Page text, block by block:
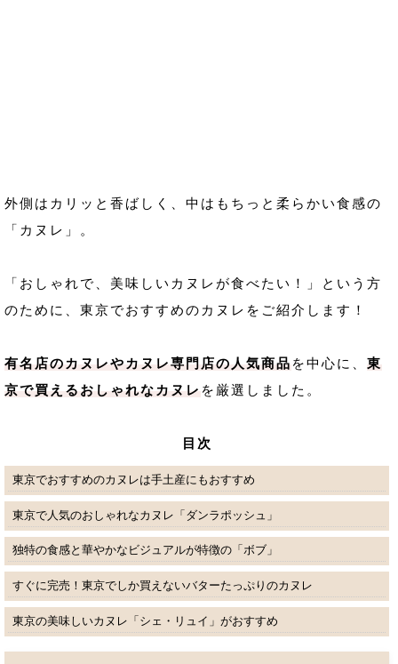
外側はカリッと香ばしく、中はもちっと柔らかい食感の
「カヌレ」。
「おしゃれで、美味しいカヌレが食べたい！」という方
のために、東京でおすすめのカヌレをご紹介します！
有名店のカヌレやカヌレ専門店の人気商品 を中心に、 東
京で買えるおしゃれなカヌレ を厳選しました。
目次
東京でおすすめのカヌレは手土産にもおすすめ
東京で人気のおしゃれなカヌレ「ダンラポッシュ」
独特の食感と華やかなビジュアルが特徴の「ボブ」
すぐに完売！東京でしか買えないバターたっぷりのカヌレ
東京の美味しいカヌレ「シェ・リュイ」がおすすめ